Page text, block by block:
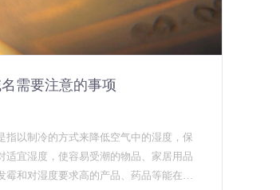
需要注意的事项
指以制冷的方式来降低空气中的湿度，保
适宜湿度，使容易受潮的物品、家居用品
霉和对湿度要求高的产品、药品等能在其